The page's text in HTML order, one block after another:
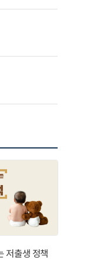
저출생 정책